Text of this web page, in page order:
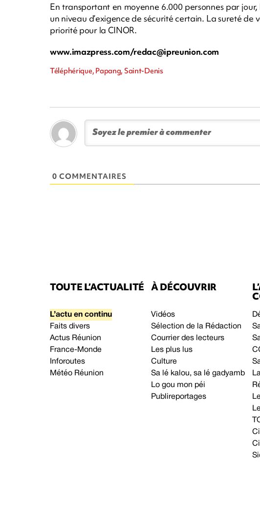
En transportant en moyenne 6.000 personnes par
un niveau d’exigence de sécurité certain. La sureté de
priorité pour la CINOR.
www.imazpress.com/redac@ipreunion.com
Téléphérique, Papang, Saint-Denis
0 COMMENTAIRES
TOUTE L’ACTUALITÉ
L’actu en continu
Faits divers
Actus Réunion
France-Monde
Inforoutes
Météo Réunion
À DÉCOUVRIR
Vidéos
Sélection de la Rédaction
Courrier des lecteurs
Les plus lus
Culture
Sa lé kalou, sa lé gadyamb
Lo gou mon péi
Publireportages